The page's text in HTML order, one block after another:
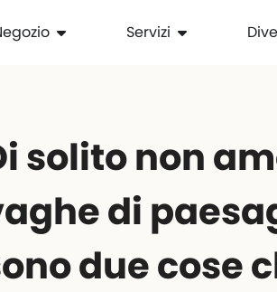
Servizi
solito non
di
due cose